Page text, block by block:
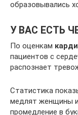
образовывались
У ВАС ЕСТЬ
По оценкам
пациентов с
распознает
Статистика
медлят женщины
промедление в